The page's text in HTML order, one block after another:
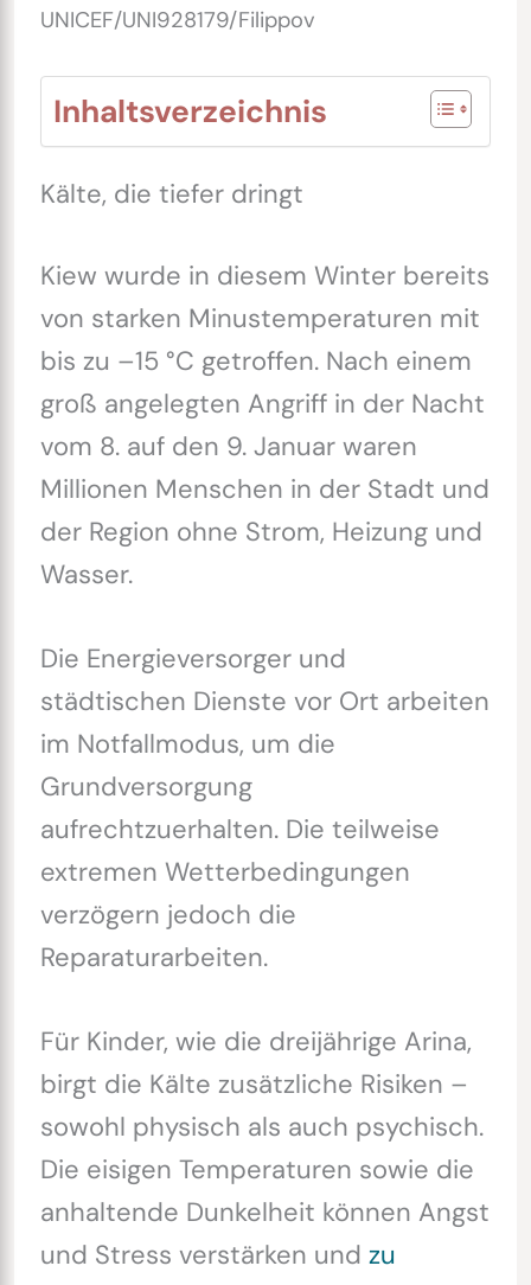
UNICEF/UNI928179/Filippov
Inhaltsverzeichnis
Kälte, die tiefer dringt
Kiew wurde in diesem Winter bereits
von starken Minustemperaturen mit
bis zu –15 °C getroffen. Nach einem
groß angelegten Angriff in der Nacht
vom 8. auf den 9. Januar waren
Millionen Menschen in der Stadt und
der Region ohne Strom, Heizung und
Wasser.
Die Energieversorger und
städtischen Dienste vor Ort arbeiten
im Notfallmodus, um die
Grundversorgung
aufrechtzuerhalten. Die teilweise
extremen Wetterbedingungen
verzögern jedoch die
Reparaturarbeiten.
Für Kinder, wie die dreijährige Arina,
birgt die Kälte zusätzliche Risiken –
sowohl physisch als auch psychisch.
Die eisigen Temperaturen sowie die
anhaltende Dunkelheit können Angst
und Stress verstärken und zu